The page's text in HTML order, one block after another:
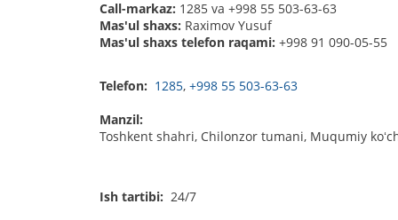
Call-markaz: 1285 va +998 55 503-63-63
Mas'ul shaxs: Raximov Yusuf
Mas'ul shaxs telefon raqami: +998 91 090-05-55
Telefon: 1285, +998 55 503-63-63
Manzil:
Toshkent shahri, Chilonzor tumani, Muqumiy
Ish tartibi: 24/7